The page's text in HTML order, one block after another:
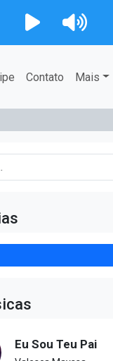
Contato Mais
Eu Sou Teu Pai